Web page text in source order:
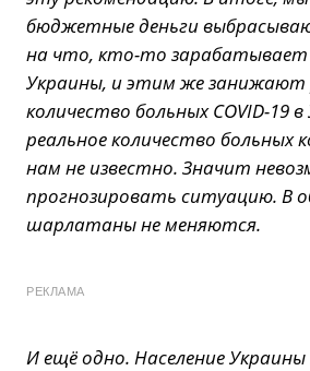
бюджетные деньги
на что, кто-то
Украины, и этим же занижают
количество больных COVID-19
реальное количество больных
нам не известно. Значит
прогнозировать ситуацию. В
шарлатаны не меняются.
РЕКЛАМА
И ещё одно. Население Украины